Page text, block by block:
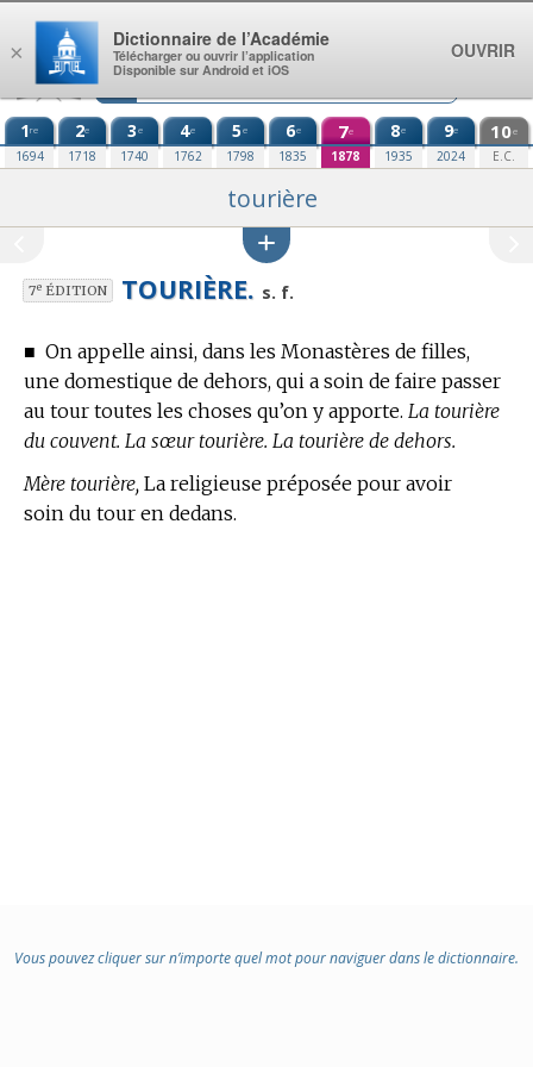
Aller au contenu
1re
1694
2e
1718
3e
1740
4e
1762
5e
1798
6e
1835
7e
1878
8e
1935
9e
2024
10e
E.C.
tourière
7eÉDITION TOURIÈRE. s. f.
■ On appelle ainsi, dans les Monastères de filles,
une domestique de dehors, qui a soin de faire passer
au tour toutes les choses qu’on y apporte. La tourière
du couvent. La sœur tourière. La tourière de dehors.
Mère tourière, La religieuse préposée pour avoir
soin du tour en dedans.
Vous pouvez cliquer sur n’importe quel mot pour naviguer dans le dictionnaire.
×
Dictionnaire de l’Académie
Télécharger ou ouvrir l’application
Disponible sur Android et iOS
OUVRIR